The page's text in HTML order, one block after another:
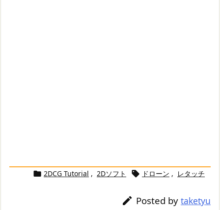
 2DCG Tutorial , 2Dソフト  ドローン , レタッチ
 Posted by taketyu